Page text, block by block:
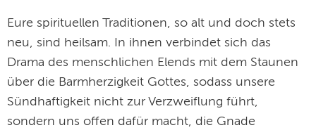
Eure spirituellen Traditionen, so alt und doch stets
neu, sind heilsam. In ihnen verbindet sich das
Drama des menschlichen Elends mit dem Staunen
über die Barmherzigkeit Gottes, sodass unsere
Sündhaftigkeit nicht zur Verzweiflung führt,
sondern uns offen dafür macht, die Gnade